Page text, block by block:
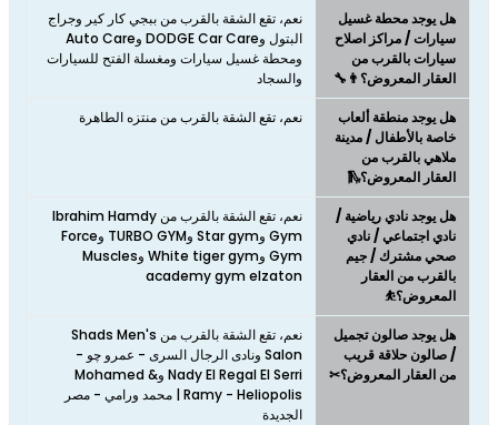
هل يوجد محطة غسيل
سيارات / مراكز اصلاح
سيارات بالقرب من
العقار المعروض؟👨‍🔧
نعم، تقع الشقة بالقرب من ببجي كار كير وجراج
البتول وDODGE Car Care وAuto Care
ومحطة غسيل سيارات ومغسلة الفتح للسيارات
والسجاد
هل يوجد منطقة ألعاب
خاصة بالأطفال / مدينة
ملاهي بالقرب من
العقار المعروض؟🛝
نعم، تقع الشقة بالقرب من منتزه الطاهرة
هل يوجد نادي رياضية /
نادي اجتماعي / نادي
صحي مشترك / جيم
بالقرب من العقار
المعروض؟⛹
نعم، تقع الشقة بالقرب من Ibrahim Hamdy
Gym وStar gym وTURBO GYM وForce
Gym وWhite tiger gym وMuscles
academy gym elzaton
هل يوجد صالون تجميل
/ صالون حلاقة قريب
من العقار المعروض؟✂
نعم، تقع الشقة بالقرب من Shads Men's
Salon ونادى الرجال السرى - عمرو چو -
Nady El Regal El Serri وMohamed &
Ramy - Heliopolis | محمد ورامي - مصر
الجديدة